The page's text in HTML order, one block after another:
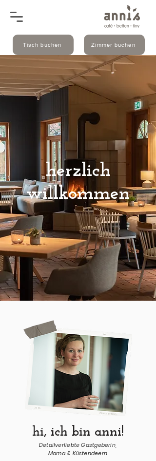
Zimmer buchen
Tisch buchen
herzlich
willkommen
hi, ich bin anni!
Detailverliebte Gastgeberin,
Mama & Küstendeern